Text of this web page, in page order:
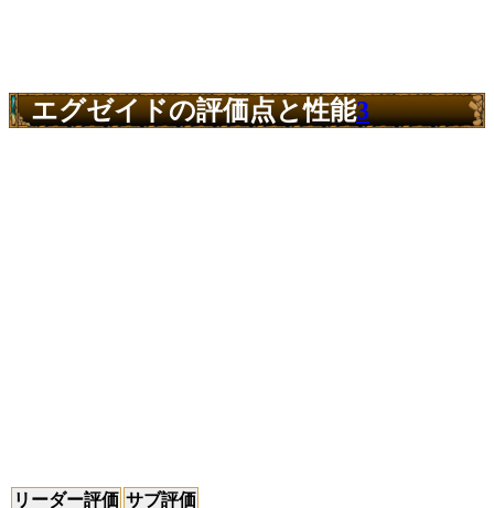
エグゼイドの評価点と性能3
リーダー評価 サブ評価